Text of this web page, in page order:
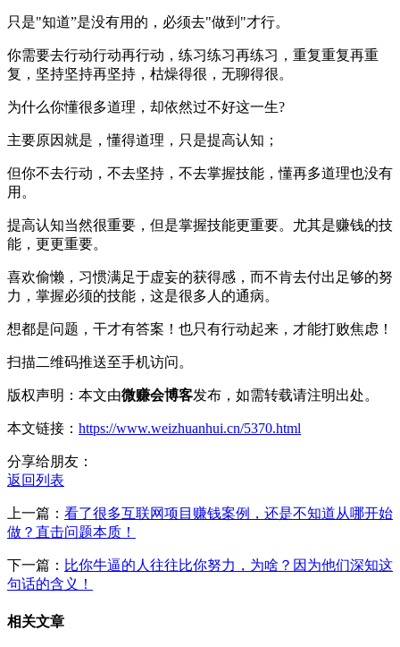
只是"知道”是没有用的，必须去"做到"才行。
你需要去行动行动再行动，练习练习再练习，重复重复再重
复，坚持坚持再坚持，枯燥得很，无聊得很。
为什么你懂很多道理，却依然过不好这一生?
主要原因就是，懂得道理，只是提高认知；
但你不去行动，不去坚持，不去掌握技能，懂再多道理也没有
用。
提高认知当然很重要，但是掌握技能更重要。尤其是赚钱的技
能，更更重要。
喜欢偷懒，习惯满足于虚妄的获得感，而不肯去付出足够的努
力，掌握必须的技能，这是很多人的通病。
想都是问题，干才有答案！也只有行动起来，才能打败焦虑！
扫描二维码推送至手机访问。
版权声明：本文由微赚会博客发布，如需转载请注明出处。
本文链接： https://www.weizhuanhui.cn/5370.html
分享给朋友：
返回列表
上一篇： 看了很多互联网项目赚钱案例，还是不知道从哪开始
做？直击问题本质！
下一篇： 比你牛逼的人往往比你努力，为啥？因为他们深知这
句话的含义！
相关文章